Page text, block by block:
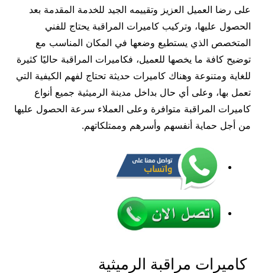
على رضا العميل العزيز وتقييمه الجيد للخدمة المقدمة بعد
الحصول عليها، وتركيب كاميرات المراقبة يحتاج للفني
المتخصص الذي يستطيع وضعها في المكان المناسب مع
توضيح كافة ما يخصها للعميل، فكاميرات المراقبة حاليًا كثيرة
للغاية ومتنوعة وهناك كاميرات حديثة تحتاج لفهم الكيفية التي
تعمل بها، وعلى أي حال بداخل مدينة الرميثية جميع أنواع
كاميرات المراقبة متوافرة وعلى العملاء سرعة الحصول عليها
من أجل حماية أنفسهم وأسرهم وممتلكاتهم.
كاميرات مراقبة الرميثية